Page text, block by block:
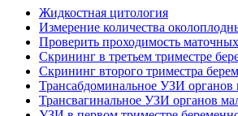
Жидкостная цитология
Измерение количества
Проверить проходимость
Скрининг в третьем триместре
Скрининг второго триместра
Трансабдоминальное УЗИ органов
Трансвагинальное УЗИ органов